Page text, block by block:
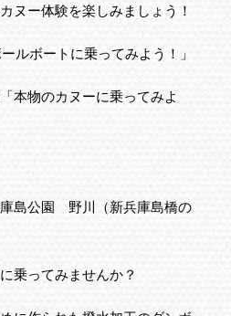
ヌー体験を楽しみましょう！
ルボートに乗ってみよう！」
ヌーに乗ってみよ
島公園 野川（新兵庫島橋の
乗ってみませんか？